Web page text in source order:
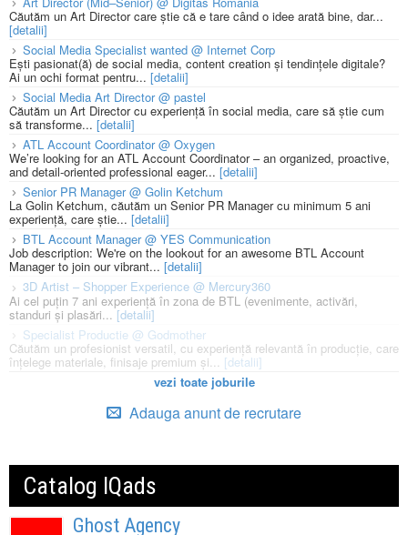
Căutăm un Art Director care știe că e tare când o idee arată bine, dar...
[detalii]
Social Media Specialist wanted @ Internet Corp
Ești pasionat(ă) de social media, content creation și tendințele digitale?
Ai un ochi format pentru... [detalii]
Social Media Art Director @ pastel
Căutăm un Art Director cu experiență în social media, care să știe cum
să transforme... [detalii]
ATL Account Coordinator @ Oxygen
We’re looking for an ATL Account Coordinator – an organized, proactive,
and detail-oriented professional eager... [detalii]
Senior PR Manager @ Golin Ketchum
La Golin Ketchum, căutăm un Senior PR Manager cu minimum 5 ani
experiență, care știe... [detalii]
BTL Account Manager @ YES Communication
Job description: We're on the lookout for an awesome BTL Account
Manager to join our vibrant... [detalii]
3D Artist – Shopper Experience @ Mercury360
Ai cel puțin 7 ani experiență în zona de BTL (evenimente, activări,
standuri și plasări...[detalii]
Specialist Productie @ Godmother
Căutăm un profesionist versatil, cu experiență relevantă în producție, care
înțelege materiale, finisaje premium și... [detalii]
vezi toate joburile
Adauga anunt de recrutare
Catalog IQads
Ghost Agency